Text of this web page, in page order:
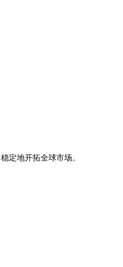
定地开拓全球市场。